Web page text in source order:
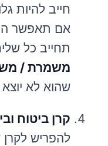
חייב להיות
אם תאפשר
תחייב כל
משמרת /
שהוא לא
קרן ביטוח
להפריש